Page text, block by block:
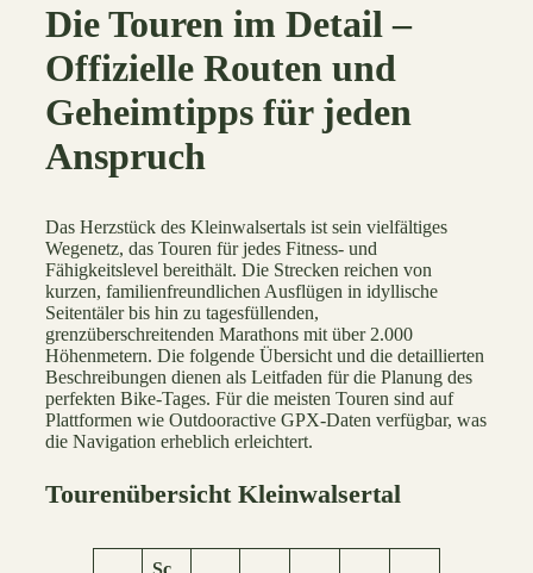
Die Touren im Detail –
Offizielle Routen und
Geheimtipps für jeden
Anspruch
Das Herzstück des Kleinwalsertals ist sein vielfältiges
Wegenetz, das Touren für jedes Fitness- und
Fähigkeitslevel bereithält. Die Strecken reichen von
kurzen, familienfreundlichen Ausflügen in idyllische
Seitentäler bis hin zu tagesfüllenden,
grenzüberschreitenden Marathons mit über 2.000
Höhenmetern. Die folgende Übersicht und die detaillierten
Beschreibungen dienen als Leitfaden für die Planung des
perfekten Bike-Tages. Für die meisten Touren sind auf
Plattformen wie Outdooractive GPX-Daten verfügbar, was
die Navigation erheblich erleichtert.
Tourenübersicht Kleinwalsertal
Sc